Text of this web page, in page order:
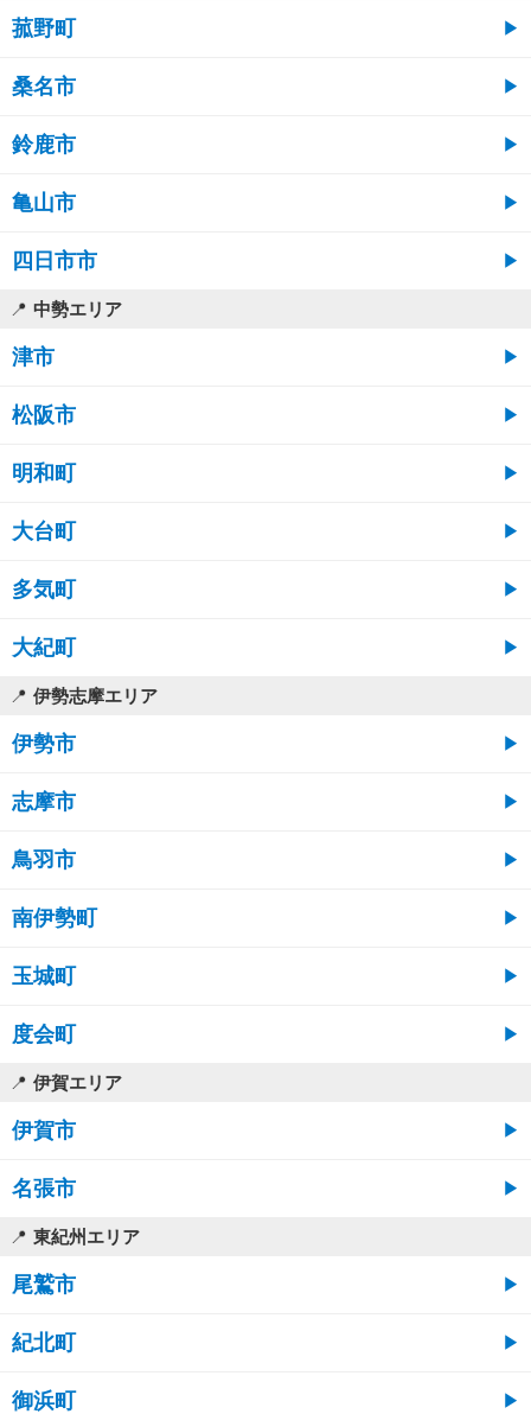
菰野町
桑名市
鈴鹿市
亀山市
四日市市
中勢エリア
津市
松阪市
明和町
大台町
多気町
大紀町
伊勢志摩エリア
伊勢市
志摩市
鳥羽市
南伊勢町
玉城町
度会町
伊賀エリア
伊賀市
名張市
東紀州エリア
尾鷲市
紀北町
御浜町